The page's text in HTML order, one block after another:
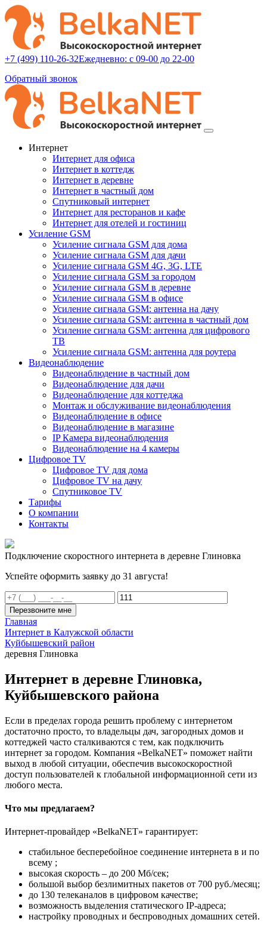
+7 (499) 110-26-32Ежедневно: с 09-00 до 22-00
Обратный звонок
Интернет
Интернет для офиса
Интернет в коттедж
Интернет в деревне
Интернет в частный дом
Спутниковый интернет
Интернет для ресторанов и кафе
Интернет для отелей и гостиниц
Усиление GSM
Усиление сигнала GSM для дома
Усиление сигнала GSM для дачи
Усиление сигнала GSM 4G, 3G, LTE
Усиление сигнала GSM за городом
Усиление сигнала GSM в деревне
Усиление сигнала GSM в офисе
Усиление сигнала GSM: антенна на дачу
Усиление сигнала GSM: антенна в частный дом
Усиление сигнала GSM: антенна для цифрового
ТВ
Усиление сигнала GSM: антенна для роутера
Видеонаблюдение
Видеонаблюдение в частный дом
Видеонаблюдение для дачи
Видеонаблюдение для коттеджа
Монтаж и обслуживание видеонаблюдения
Видеонаблюдение в офисе
Видеонаблюдение в магазине
IP Камера видеонаблюдения
Видеонаблюдение на 4 камеры
Цифровое TV
Цифровое TV для дома
Цифровое TV на дачу
Спутниковое TV
Тарифы
О компании
Контакты
Подключение скоростного интернета в деревне Глиновка
Успейте оформить заявку до 31 августа!
Перезвоните мне
Главная
Интернет в Калужской области
Куйбышевский район
деревня Глиновка
Интернет в деревне Глиновка,
Куйбышевского района
Если в пределах города решить проблему с интернетом
достаточно просто, то владельцы дач, загородных домов и
коттеджей часто сталкиваются с тем, как подключить
интернет за городом. Компания «BelkaNET» поможет найти
выход в любой ситуации, обеспечив высокоскоростной
доступ пользователей к глобальной информационной сети из
любого места.
Что мы предлагаем?
Интернет-провайдер «BelkaNET» гарантирует:
стабильное бесперебойное соединение интернета в и по
всему ;
высокая скорость – до 200 Мб/сек;
большой выбор безлимитных пакетов от 700 руб./месяц;
до 130 телеканалов в цифровом качестве;
возможность выделения статического IP-адреса;
настройку проводных и беспроводных домашних сетей.